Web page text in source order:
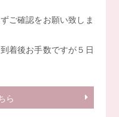
ご確認をお願い致しま
着後お手数ですが５日
ら